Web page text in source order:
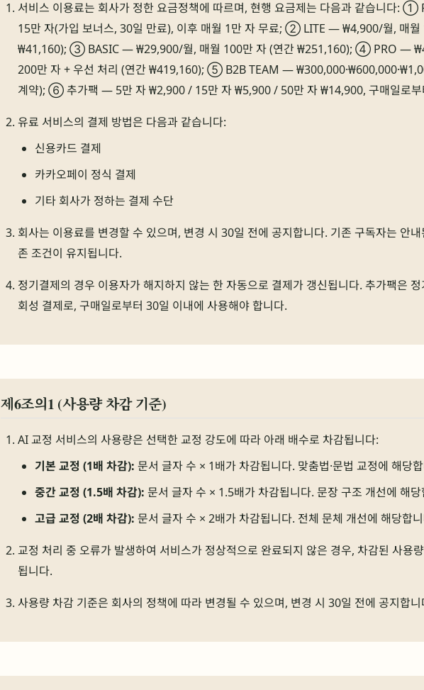
서비스 이용료는 회사가 정한 요금정책에 따르며, 현행 요금제는 다음과 같습니다: ①
15만 자(가입 보너스, 30일 만료), 이후 매월 1만 자 무료; ② LITE — ₩4,900/월, 매월
₩41,160); ③ BASIC — ₩29,900/월, 매월 100만 자 (연간 ₩251,160); ④ PRO —
200만 자 + 우선 처리 (연간 ₩419,160); ⑤ B2B TEAM —
계약); ⑥ 추가팩 — 5만 자 ₩2,900 / 15만 자 ₩5,900 / 50만 자 ₩14,900, 구매일로부
유료 서비스의 결제 방법은 다음과 같습니다:
신용카드 결제
카카오페이 정식 결제
기타 회사가 정하는 결제 수단
회사는 이용료를 변경할 수 있으며, 변경 시 30일 전에 공지합니다. 기존 구독자는 안
존 조건이 유지됩니다.
정기결제의 경우 이용자가 해지하지 않는 한 자동으로 결제가 갱신됩니다. 추가팩은
회성 결제로, 구매일로부터 30일 이내에 사용해야 합니다.
제6조의1 (사용량 차감 기준)
AI 교정 서비스의 사용량은 선택한 교정 강도에 따라 아래 배수로 차감됩니다:
기본 교정 (1배 차감): 문서 글자 수 × 1배가 차감됩니다. 맞춤법·문법 교정에 해당
중간 교정 (1.5배 차감): 문서 글자 수 × 1.5배가 차감됩니다. 문장 구조 개선에 해당
고급 교정 (2배 차감): 문서 글자 수 × 2배가 차감됩니다. 전체 문체 개선에 해당합
교정 처리 중 오류가 발생하여 서비스가 정상적으로 완료되지 않은 경우, 차감된 사용
됩니다.
사용량 차감 기준은 회사의 정책에 따라 변경될 수 있으며, 변경 시 30일 전에 공지합니